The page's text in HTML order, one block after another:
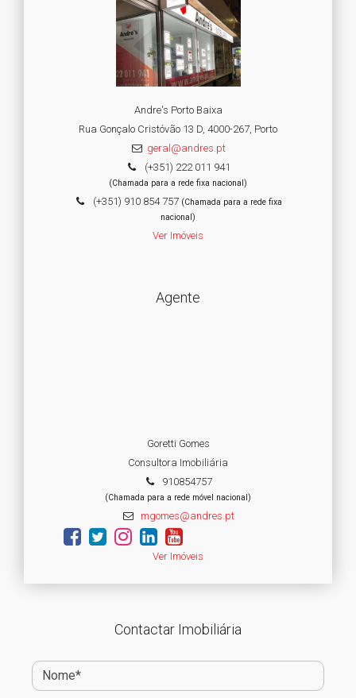
Andre's Porto Baixa
Rua Gonçalo Cristóvão 13 D, 4000-267, Porto
geral@andres.pt
(+351) 222 011 941
(Chamada para a rede fixa nacional)
(+351) 910 854 757(Chamada para a rede fixa
nacional)
Ver Imóveis
Agente
Goretti Gomes
Consultora Imobiliária
910854757
(Chamada para a rede móvel nacional)
mgomes@andres.pt
Ver Imóveis
Contactar Imobiliária